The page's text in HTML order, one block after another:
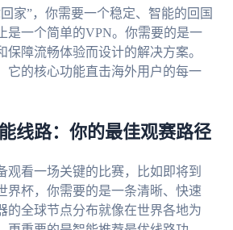
家”，你需要一个稳定、智能的回国
是一个简单的VPN。你需要的是一
保障流畅体验而设计的解决方案。
它的核心功能直击海外用户的每一
线路：你的最佳观赛路径
观看一场关键的比赛，比如即将到
界杯，你需要的是一条清晰、快速
的全球节点分布就像在世界各地为